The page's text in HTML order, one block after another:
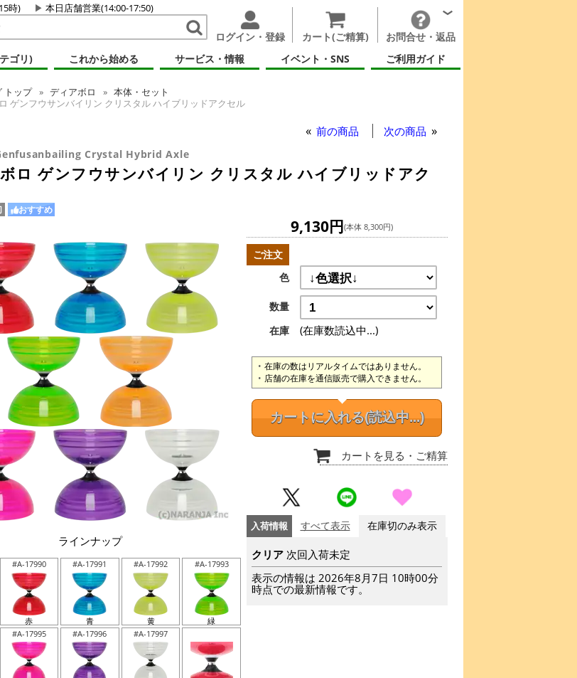
時) 本日店舗営業(14:00-17:50)
ログイン・登録 カート(ご精算)
お問合せ・返品
ゴリ)
これから始める サービス・情報 イベント・SNS ご利用ガイド
トップ ディアボロ
本体・セット
ゲンフウサンバイリン クリスタル ハイブリッドアクセル
前の商品 次の商品
Crystal Hybrid Axle
ロ ゲンフウサンバイリン クリスタル ハイブリッドアク
おすすめ
ラインナップ
#A-17990
赤
#A-17991
青
#A-17992
黄
#A-17993
緑
#A-17995 #A-17996 #A-17997
9,130円(本体 8,300円)
ご注文
色
数量
在庫
(在庫数読込中...)
在庫の数はリアルタイムではありません。
店舗の在庫を通信販売で購入できません。
カートに入れる(読込中...)
カートを見る ・ご精算
入荷情報 すべて表示 在庫切のみ表示
クリア 次回入荷未定
表示の情報は 2026年8月7日 10時00分
時点での最新情報です。